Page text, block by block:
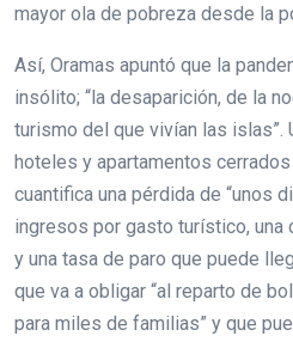
mayor ola de pobreza desde la
Así, Oramas apuntó que la
insólito; “la desaparición, de la
turismo del que vivían las islas”.
hoteles y apartamentos
cuantifica una pérdida de “unos
ingresos por gasto turístico, una
y una tasa de paro que puede
que va a obligar “al reparto de
para miles de familias” y que